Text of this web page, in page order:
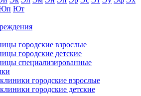
Ют
городские взрослые
городские детские
специализированные
городские взрослые
городские детские